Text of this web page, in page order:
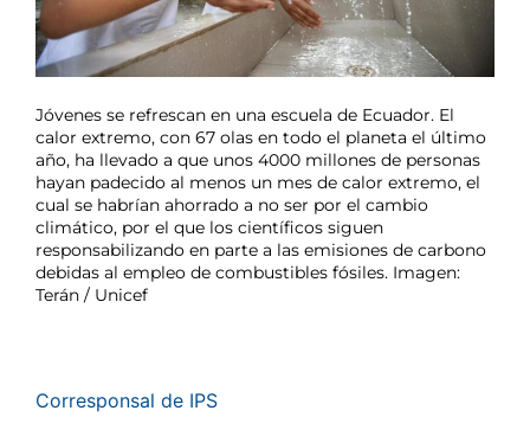
Jóvenes se refrescan en una escuela de Ecuador. El
calor extremo, con 67 olas en todo el planeta el último
año, ha llevado a que unos 4000 millones de personas
hayan padecido al menos un mes de calor extremo, el
cual se habrían ahorrado a no ser por el cambio
climático, por el que los científicos siguen
responsabilizando en parte a las emisiones de carbono
debidas al empleo de combustibles fósiles. Imagen:
Terán / Unicef
Corresponsal de IPS